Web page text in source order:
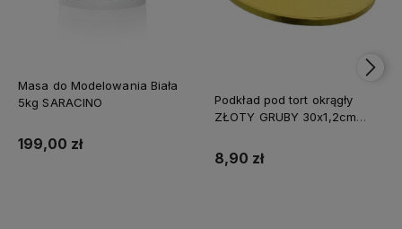
Masa do Modelowania Biała
5kg SARACINO
199,00 zł
Podkład pod tort okrągły
ZŁOTY GRUBY 30x1,2cm
8,90 zł